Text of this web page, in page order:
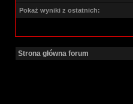
Pokaż wyniki z ostatnich:
Strona główna forum